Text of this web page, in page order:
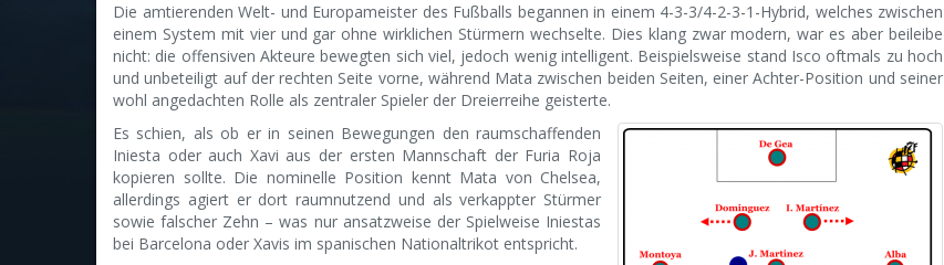
Die amtierenden Welt- und Europameister des Fußballs begannen in einem 4-3-3/4-2-3-1-Hybrid, welches zwischen
einem System mit vier und gar ohne wirklichen Stürmern wechselte. Dies klang zwar modern, war es aber beileibe
nicht: die offensiven Akteure bewegten sich viel, jedoch wenig intelligent. Beispielsweise stand Isco oftmals zu hoch
und unbeteiligt auf der rechten Seite vorne, während Mata zwischen beiden Seiten, einer Achter-Position und seiner
wohl angedachten Rolle als zentraler Spieler der Dreierreihe geisterte.
Es schien, als ob er in seinen Bewegungen den raumschaffenden
Iniesta oder auch Xavi aus der ersten Mannschaft der Furia Roja
kopieren sollte. Die nominelle Position kennt Mata von Chelsea,
allerdings agiert er dort raumnutzend und als verkappter Stürmer
sowie falscher Zehn – was nur ansatzweise der Spielweise Iniestas
bei Barcelona oder Xavis im spanischen Nationaltrikot entspricht.